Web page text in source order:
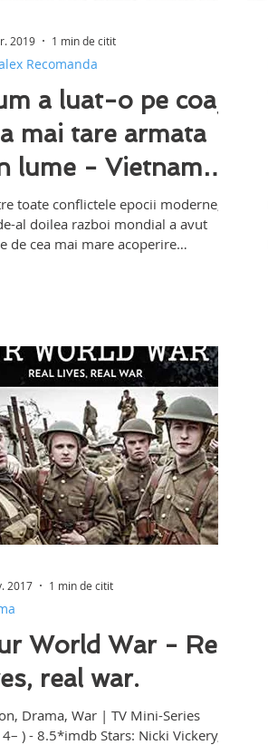
a luat-o pe coaja
mai tare armata
lume - Vietnam
toate conflictele epocii moderne,
al doilea razboi mondial a avut
de cea mai mare acoperire
Recomanda
2019 1 min de citit
World War - Real
real war.
Drama, War | TV Mini-Series
) - 8.5*imdb Stars: Nicki Vickery,
2017 1 min de citit